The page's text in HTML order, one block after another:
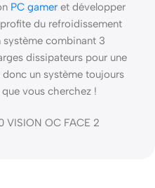
PC gamer et développer
du refroidissement
système combinant 3
dissipateurs pour une
un système toujours
vous cherchez !